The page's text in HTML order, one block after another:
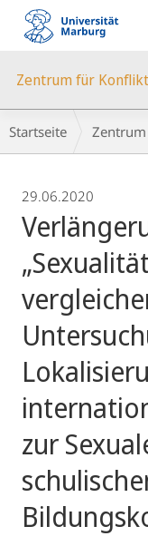
Mobile-
Navigation
Zentrum für
Breadcrumb-
Navigation
Startseite
29.06.2020
zur